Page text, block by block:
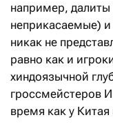
например, далиты
неприкасаемые)
никак не
равно как и
хиндоязычной
гроссмейстеров
время как у Китая